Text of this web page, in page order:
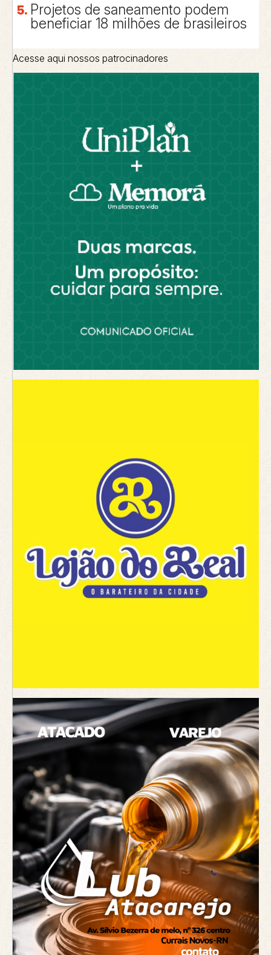
Projetos de saneamento podem
beneficiar 18 milhões de brasileiros
Acesse aqui nossos patrocinadores